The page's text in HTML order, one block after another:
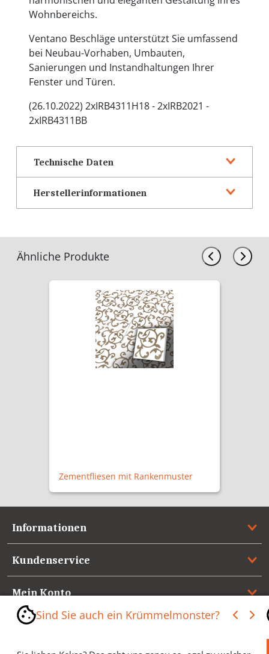
Wohnbereichs.
Ventano Beschläge unterstützt Sie umfassend
bei Neubau-Vorhaben, Umbauten,
Sanierungen und Instandhaltungen Ihrer
Fenster und Türen.
(26.10.2022) 2xIRB4311H18 - 2xIRB2021 -
2xIRB4311BB
Technische Daten
Herstellerinformationen
Ähnliche Produkte
Schlüssellochrosette B4311BB
Informationen
Kundenservice
Mein Konto
Referenzen
Sind Sie auch ein Krümmelmonster?